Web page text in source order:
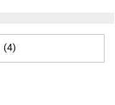
(4)